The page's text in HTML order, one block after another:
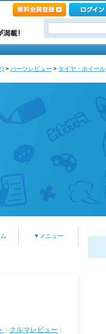
) > パーツレビュー > タイヤ・ホイール
▼メニュー
| クルマレビュー |